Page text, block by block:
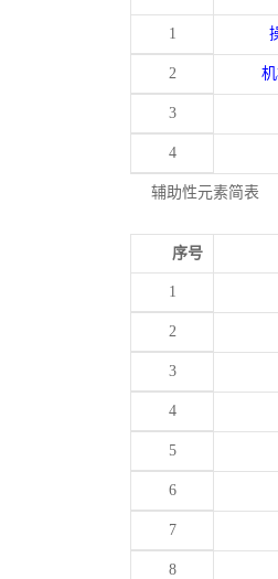
1
2
3
4
辅助性元素简表
序号
1
2
3
4
5
6
7
8